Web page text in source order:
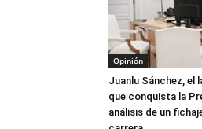
Opinión
Juanlu Sánchez, el
que conquista la
análisis de un